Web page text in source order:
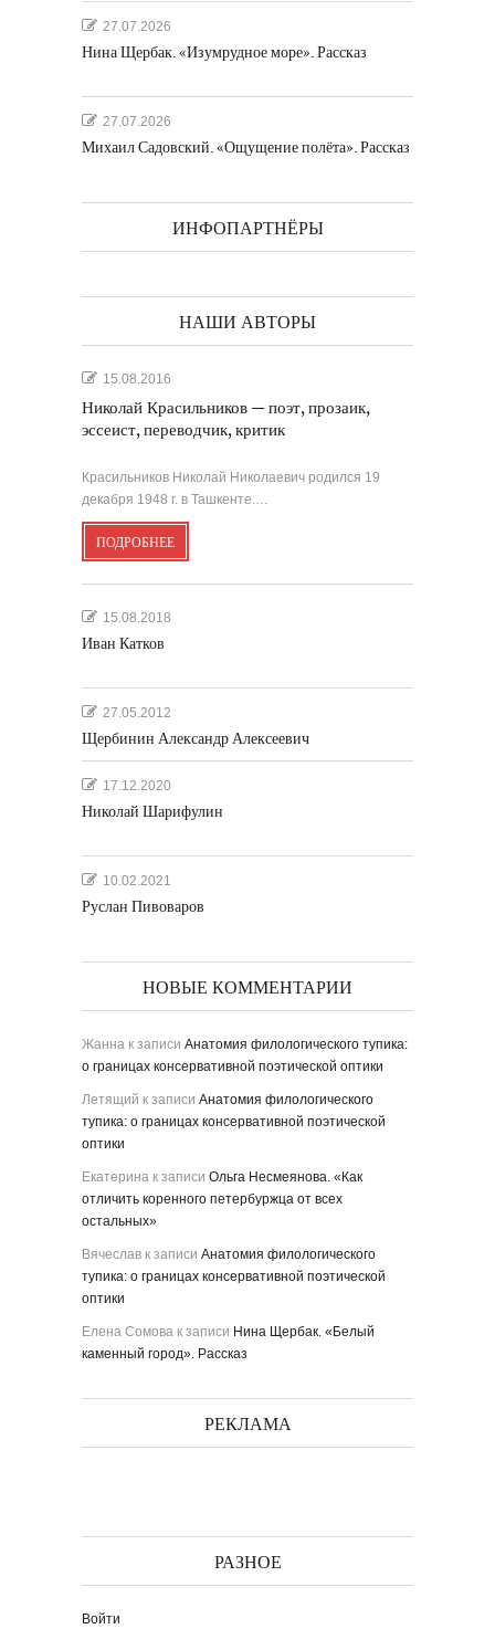
27.07.2026
Нина Щербак. «Изумрудное море». Рассказ
27.07.2026
Михаил Садовский. «Ощущение полёта». Рассказ
ИНФОПАРТНЁРЫ
НАШИ АВТОРЫ
15.08.2016
Николай Красильников — поэт, прозаик,
эссеист, переводчик, критик
Красильников Николай Николаевич родился 19
декабря 1948 г. в Ташкенте.…
ПОДРОБНЕЕ
15.08.2018
Иван Катков
27.05.2012
Щербинин Александр Алексеевич
17.12.2020
Николай Шарифулин
10.02.2021
Руслан Пивоваров
НОВЫЕ КОММЕНТАРИИ
Жанна к записи Анатомия филологического тупика:
о границах консервативной поэтической оптики
Летящий к записи Анатомия филологического
тупика: о границах консервативной поэтической
оптики
Екатерина к записи Ольга Несмеянова. «Как
отличить коренного петербуржца от всех
остальных»
Вячеслав к записи Анатомия филологического
тупика: о границах консервативной поэтической
оптики
Елена Сомова к записи Нина Щербак. «Белый
каменный город». Рассказ
РЕКЛАМА
РАЗНОЕ
Войти